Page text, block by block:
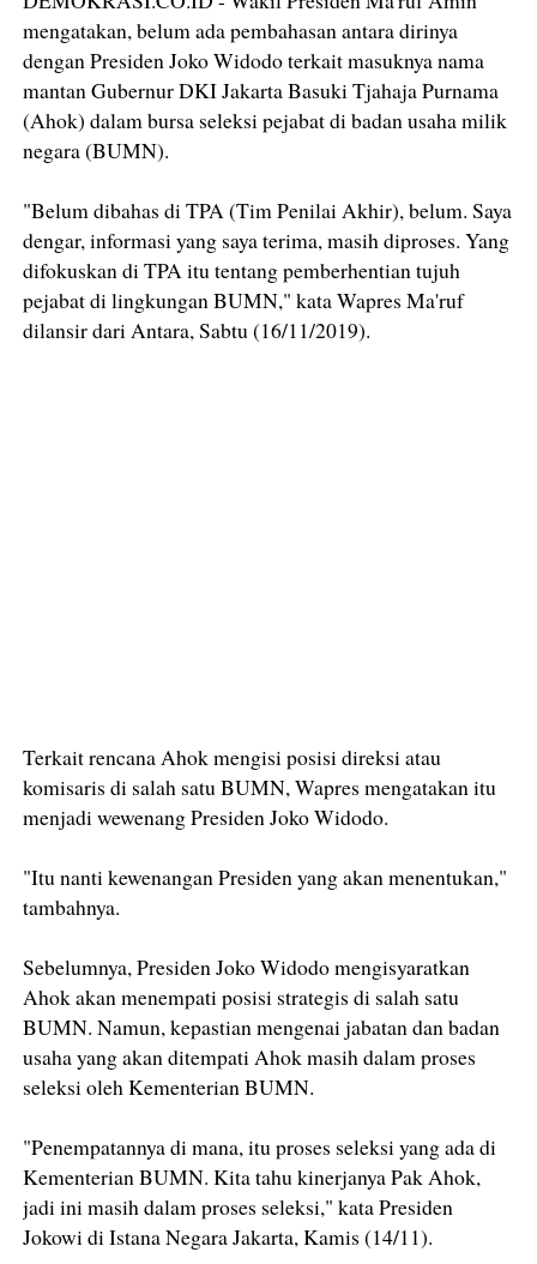
mengatakan, belum ada pembahasan antara dirinya
dengan Presiden Joko Widodo terkait masuknya nama
mantan Gubernur DKI Jakarta Basuki Tjahaja Purnama
(Ahok) dalam bursa seleksi pejabat di badan usaha milik
negara (BUMN).
"Belum dibahas di TPA (Tim Penilai Akhir), belum. Saya
dengar, informasi yang saya terima, masih diproses. Yang
difokuskan di TPA itu tentang pemberhentian tujuh
pejabat di lingkungan BUMN," kata Wapres Ma'ruf
dilansir dari Antara, Sabtu (16/11/2019).
Terkait rencana Ahok mengisi posisi direksi atau
komisaris di salah satu BUMN, Wapres mengatakan itu
menjadi wewenang Presiden Joko Widodo.
"Itu nanti kewenangan Presiden yang akan menentukan,"
tambahnya.
Sebelumnya, Presiden Joko Widodo mengisyaratkan
Ahok akan menempati posisi strategis di salah satu
BUMN. Namun, kepastian mengenai jabatan dan badan
usaha yang akan ditempati Ahok masih dalam proses
seleksi oleh Kementerian BUMN.
"Penempatannya di mana, itu proses seleksi yang ada di
Kementerian BUMN. Kita tahu kinerjanya Pak Ahok,
jadi ini masih dalam proses seleksi," kata Presiden
Jokowi di Istana Negara Jakarta, Kamis (14/11).